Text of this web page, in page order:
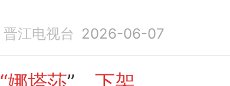
晋江电视台 2026-06-07